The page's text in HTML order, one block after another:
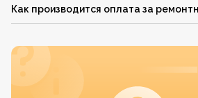
Как производится оплата за